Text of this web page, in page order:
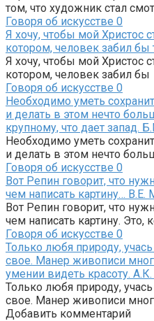
том, что художник стал
Говоря об искусстве 0
Я хочу, чтобы мой Христос
котором, человек забил
Я хочу, чтобы мой Христос
котором, человек забил бы
Говоря об искусстве 0
Необходимо уметь
и делать в этом нечто
крупному, что дает запад.
Необходимо уметь
и делать в этом нечто
Говоря об искусстве 0
Вот Репин говорит, что
чем написать картину… В.Е.
Вот Репин говорит, что
чем написать картину. Это,
Говоря об искусстве 0
Только любя природу,
свое. Манер живописи
умении видеть красоту.
Только любя природу,
свое. Манер живописи
Добавить комментарий